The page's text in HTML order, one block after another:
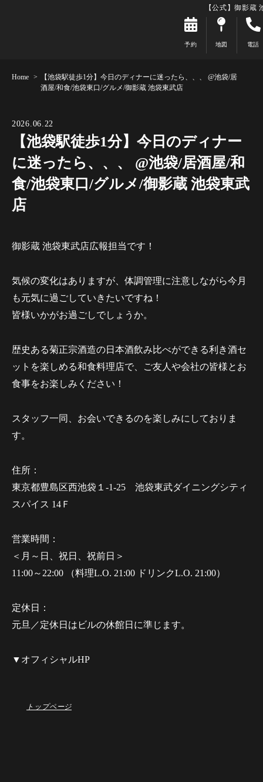
【公式】御影蔵
予約 地図 電話
Home
【池袋駅徒歩1分】今日のディナーに迷ったら、、、 @池袋/居
酒屋/和食/池袋東口/グルメ/御影蔵 池袋東武店
2026.06.22
【池袋駅徒歩1分】今日のディナー
に迷ったら、、、 @池袋/居酒屋/和
食/池袋東口/グルメ/御影蔵 池袋東武
店
御影蔵 池袋東武店広報担当です！
気候の変化はありますが、体調管理に注意しながら今月
も元気に過ごしていきたいですね！
皆様いかがお過ごしでしょうか。
歴史ある菊正宗酒造の日本酒飲み比べができる利き酒セ
ットを楽しめる和食料理店で、ご友人や会社の皆様とお
食事をお楽しみください！
スタッフ一同、お会いできるのを楽しみにしておりま
す。
住所：
東京都豊島区西池袋１-1-25 池袋東武ダイニングシティ
スパイス 14Ｆ
営業時間：
＜月～日、祝日、祝前日＞
11:00～22:00 （料理L.O. 21:00 ドリンクL.O. 21:00）
定休日：
元旦／定休日はビルの休館日に準じます。
▼オフィシャルHP
トップページ